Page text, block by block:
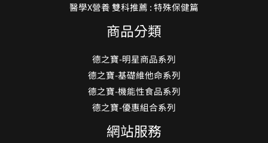
醫學X營養 雙科推薦 : 特殊保健篇
商品分類
德之寶-明星商品系列
德之寶-基礎維他命系列
德之寶-機能性食品系列
德之寶-優惠組合系列
網站服務